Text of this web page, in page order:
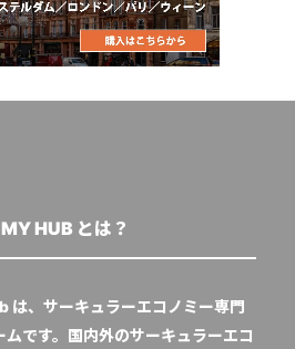
HUB とは？
、サーキュラーエコノミー専門
ムです。国内外のサーキュラーエコ